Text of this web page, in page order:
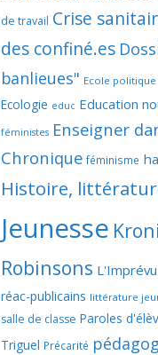
de travail Crise
des confiné.es
banlieues" Ecole
Ecologie educ Education
féministes Enseigner
Chronique féminisme
Histoire,
Jeunesse
Robinsons L'Imprévu
réac-publicains littérature
salle de classe Paroles
Triguel Précarité